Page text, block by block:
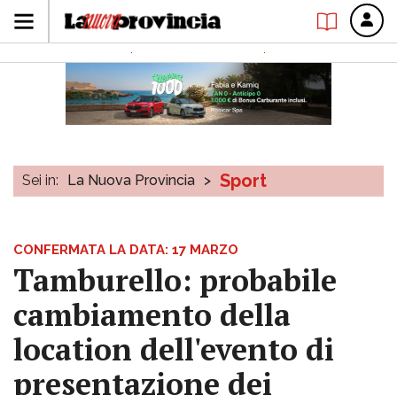
Sei in: La Nuova Provincia > Sport
CONFERMATA LA DATA: 17 MARZO
Tamburello: probabile
cambiamento della
location dell'evento di
presentazione dei